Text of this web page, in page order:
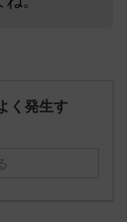
く発生す